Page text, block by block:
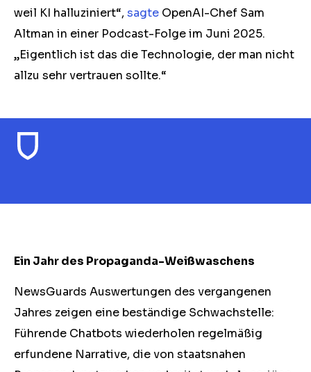
weil KI halluziniert“, sagte OpenAI-Chef Sam
Altman in einer Podcast-Folge im Juni 2025.
„Eigentlich ist das die Technologie, der man nicht
allzu sehr vertrauen sollte.“
Ein Jahr des Propaganda-Weißwaschens
NewsGuards Auswertungen des vergangenen
Jahres zeigen eine beständige Schwachstelle:
Führende Chatbots wiederholen regelmäßig
erfundene Narrative, die von staatsnahen